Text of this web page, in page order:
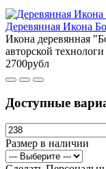
Деревянная Икона
Икона деревянная
авторской
2700рубл
Доступные
Размер в наличии